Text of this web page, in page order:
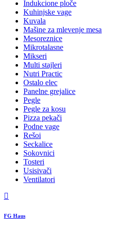
Indukcione ploče
Kuhinjske vage
Kuvala
Mašine za mlevenje mesa
Mesoreznice
Mikrotalasne
Mikseri
Multi stajleri
Nutri Practic
Ostalo elec
Panelne grejalice
Pegle
Pegle za kosu
Pizza pekači
Podne vage
Rešoi
Seckalice
Sokovnici
Tosteri
Usisivači
Ventilatori
FG Haus